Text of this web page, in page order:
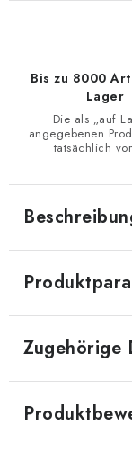
Bis zu 8000
Lager
Die als „auf
angegebenen
tatsächlich
Zugehörige